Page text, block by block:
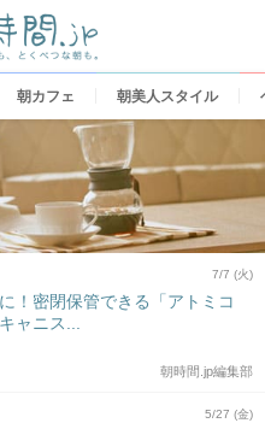
朝カフェ 朝美人スタイル
7/7 (火)
！密閉保管できる「アトミコ
ャニス...
朝時間.jp編集部
5/27 (金)